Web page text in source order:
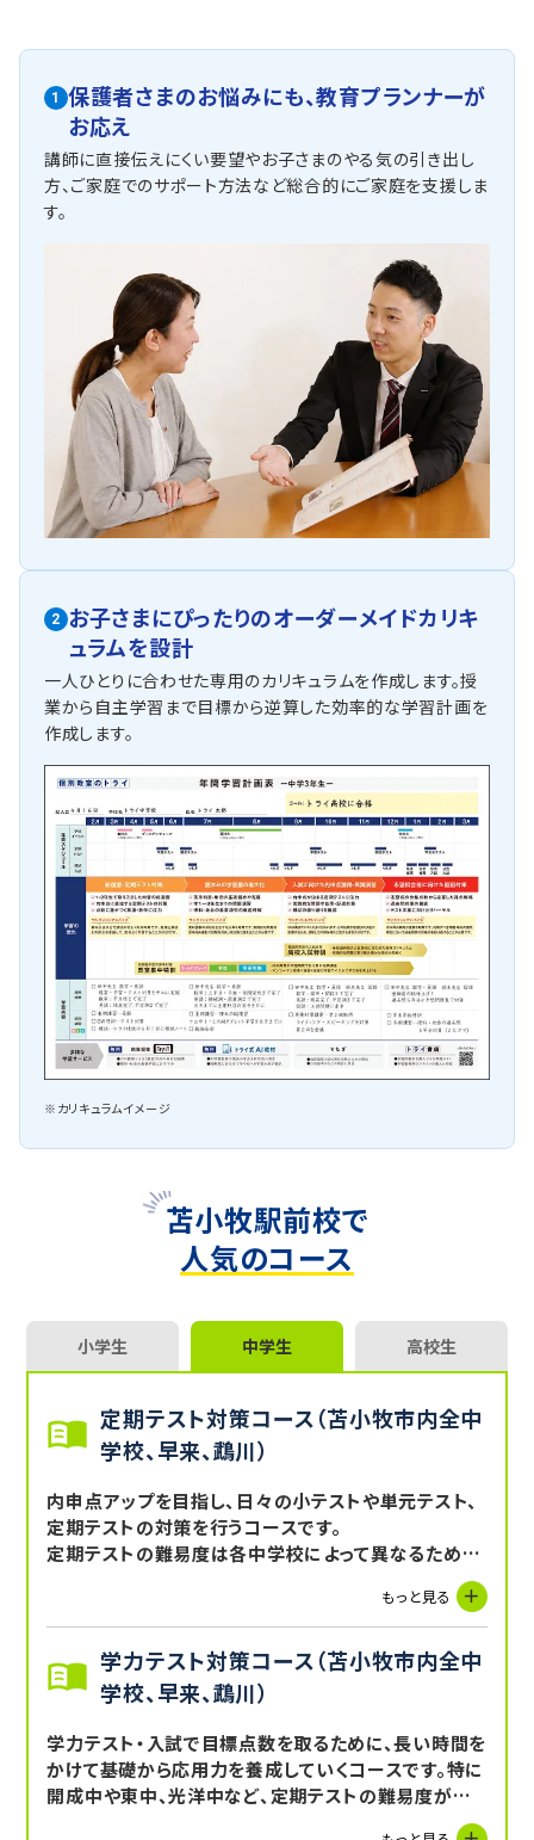
1 保護者さまのお悩みにも、教育プランナーが
お応え
講師に直接伝えにくい要望やお子さまのやる気の引き出し
方、ご家庭でのサポート方法など総合的にご家庭を支援しま
す。
2 お子さまにぴったりのオーダーメイドカリキ
ュラムを設計
一人ひとりに合わせた専用のカリキュラムを作成します。授
業から自主学習まで目標から逆算した効率的な学習計画を
作成します。
※カリキュラムイメージ
苫小牧駅前校で
人気のコース
小学生 中学生 高校生
定期テスト対策コース（苫小牧市内全中
学校、早来、鵡川）
内申点アップを目指し、日々の小テストや単元テスト、
定期テストの対策を行うコースです。
定期テストの難易度は各中学校によって異なるため、
使用する教材や学習方法は一人ひとり変わってきます。
例えば、和光中や青翔中の定期テストは比較的難易度
が高く、学校のワークを何周も解き直すという単純な勉
強方法では点数が取れません。数学では計算スピード
や初見の問題に対応する思考力が問われます。塾のテ
キストを併用することで問題数をこなし、講師と共に多
様な問題に取り組むことで応用力を身につけます。
もっと見る
学力テスト対策コース（苫小牧市内全中
学校、早来、鵡川）
学力テスト・入試で目標点数を取るために、長い時間を
かけて基礎から応用力を養成していくコースです。特に
開成中や東中、光洋中など、定期テストの難易度が比
較的低めな中学校の場合、学力テストや入試レベルの